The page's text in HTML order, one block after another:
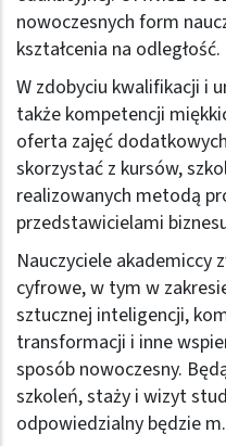
nowoczesnych form
kształcenia na odległość.
W zdobyciu kwalifikacji i
także kompetencji
oferta zajęć
skorzystać z kursów,
realizowanych metodą
przedstawicielami
Nauczyciele akademiccy
cyfrowe, w tym w
sztucznej inteligencji,
transformacji i inne
sposób nowoczesny.
szkoleń, staży i wizyt
odpowiedzialny będzie